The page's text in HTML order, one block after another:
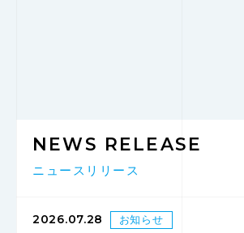
NEWS RELEASE
ニュースリリース
2026.07.28 お知らせ